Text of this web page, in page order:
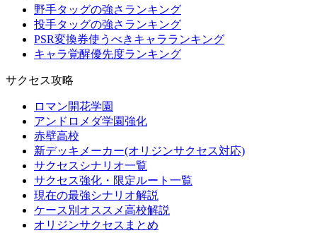
野手タッグの強さランキング
投手タッグの強さランキング
PSR変換券使うべきキャラランキング
キャラ覚醒優先度ランキング
サクセス攻略
ロマン開花学園
アンドロメダ学園強化
赤壁高校
新デッキメーカー(オリジンサクセス対応)
サクセスシナリオ一覧
サクセス強化・限定ルート一覧
現在の最強シナリオ解説
ケース別オススメ高校解説
オリジンサクセスまとめ